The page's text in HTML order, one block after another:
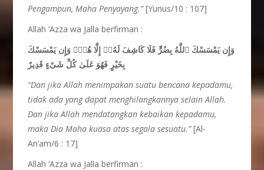
Pengampun, Maha Penyayang.”[Yunus/10 : 107]
Allah ‘Azza wa Jalla berfirman :
وَإِن يَمْسَسْكَ ٱللَّهُ بِضُرٍّ فَلَا كَاشِفَ لَهُۥٓ إِلَّا هُوَۖ وَإِن يَمْسَسْكَ
بِخَيْرٍ فَهُوَ عَلَىٰ كُلِّ شَىْءٍ قَدِيرٌ
“Dan jika Allah menimpakan suatu bencana kepadamu,
tidak ada yang dapat menghilangkannya selain Allah.
Dan jika Allah mendatangkan kebaikan kepadamu,
maka Dia Maha kuasa atas segala sesuatu.”[Al-
An’am/6 : 17]
Allah ‘Azza wa Jalla berfirman :